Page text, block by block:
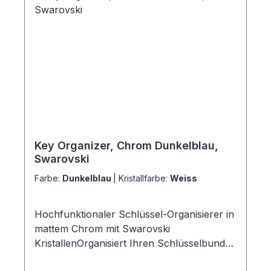
V12GA)
Key Organizer, Chrom Dunkelblau,
Swarovski
Farbe: Dunkelblau Kristallfarbe: Weiss
Hochfunktionaler Schlüssel-Organisierer in
mattem Chrom mit Swarovski
KristallenOrganisiert Ihren Schlüsselbund